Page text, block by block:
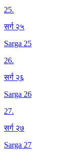
25.
सर्ग २५
Sarga 25
26.
सर्ग २६
Sarga 26
27.
सर्ग २७
Sarga 27